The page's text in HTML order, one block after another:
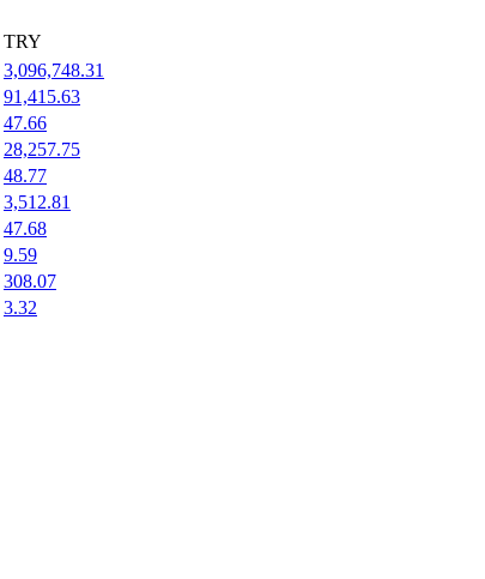
TRY
3,096,748.31
91,415.63
47.66
28,257.75
48.77
3,512.81
47.68
9.59
308.07
3.32